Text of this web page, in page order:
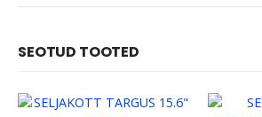
SEOTUD TOOTED